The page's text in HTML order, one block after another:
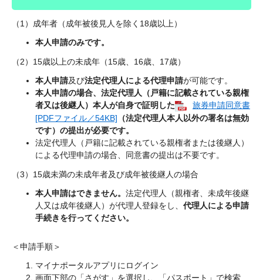
（1）成年者（成年被後見人を除く18歳以上）
本人申請のみです。
（2）15歳以上の未成年（15歳、16歳、17歳）
本人申請及び法定代理人による代理申請が可能です。
本人申請の場合、 法定代理人（戸籍に記載されている親権
者又は後継人）本人が自身で証明した
旅券申請同意書
[PDFファイル／54KB] （法定代理人本人以外の署名は無効
です）の提出が必要です。
法定代理人（戸籍に記載されている親権者または後継人）
による代理申請の場合、同意書の提出は不要です。
（3）15歳未満の未成年者及び成年被後継人の場合
本人申請はできません。 法定代理人（親権者、未成年後継
人又は成年後継人）が代理人登録をし、 代理人による申請
手続きを行ってください。
＜申請手順＞
マイナポータルアプリにログイン
画面下部の「さがす」を選択し、「パスポート」で検索